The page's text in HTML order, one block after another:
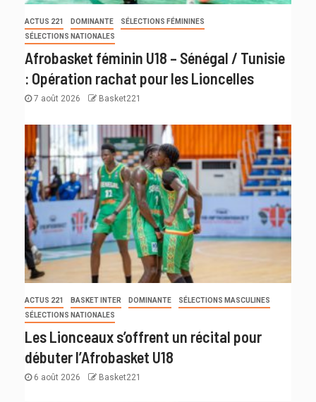
ACTUS 221 DOMINANTE
SÉLECTIONS FÉMININES
SÉLECTIONS NATIONALES
Afrobasket féminin U18 – Sénégal / Tunisie
: Opération rachat pour les Lioncelles
7 août 2026 Basket221
ACTUS 221 BASKET INTER DOMINANTE
SÉLECTIONS MASCULINES
SÉLECTIONS NATIONALES
Les Lionceaux s’offrent un récital pour
débuter l’Afrobasket U18
6 août 2026 Basket221